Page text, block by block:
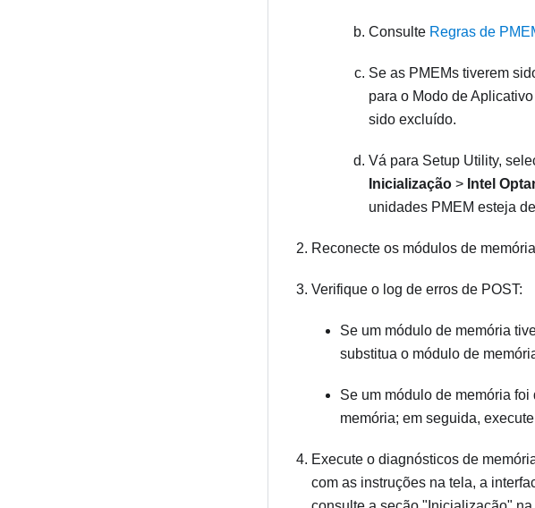
Consulte Regras de
Se as PMEMs tiverem
para o Modo de
sido excluído.
Vá para Setup Utility,
Inicialização > Intel
unidades PMEM esteja
Reconecte os módulos de
Verifique o log de erros de POST:
Se um módulo de memória
substitua o módulo de
Se um módulo de memória
memória; em seguida,
Execute o diagnósticos de
com as instruções na tela, a